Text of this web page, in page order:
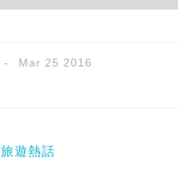
Mar 25 2016
旅遊熱話